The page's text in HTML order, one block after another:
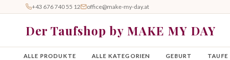
+43 676 740 55 12 office@make-my-day.at
Der Taufshop by MAKE MY DAY
ALLE PRODUKTE ALLE KATEGORIEN GEBURT TAUFE